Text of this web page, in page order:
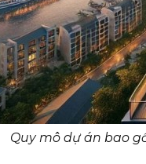
Quy mô dự án bao